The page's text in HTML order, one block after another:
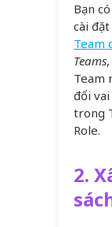
Bạn
cài
Team
Teams,
Team
đổi
trong
Role.
2.